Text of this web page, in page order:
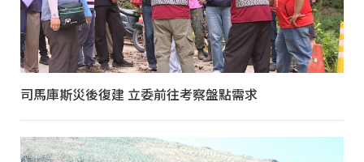
司馬庫斯災後復建 立委前往考察盤點需求